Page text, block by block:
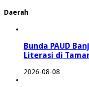
Daerah
Bunda PAUD
Literasi di
2026-08-08